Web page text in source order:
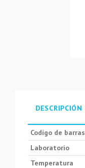
DESCRIPCIÓN
Codigo de barras
Laboratorio
Temperatura